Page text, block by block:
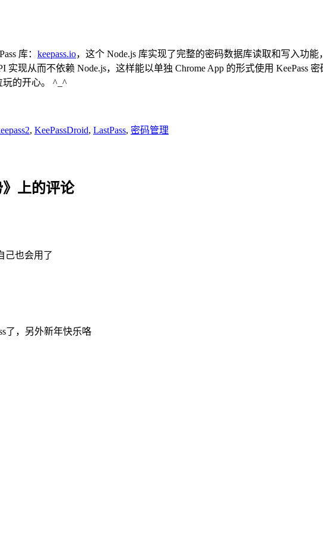
库： keepass.io，这个 Node.js 库实现了完整的密码数据库读取和写入功
实现从而不依赖 Node.js，这样能以单独 Chrome App 的形式使用 KeePass
的开心。 ^_^
, KeePassDroid, LastPass, 密码管理
》上的评论
己也会用了
了，另外新年快乐咯